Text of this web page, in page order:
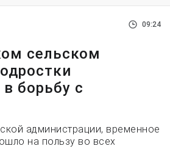
09:24
сельском
борьбу с
администрации, временное
на пользу во всех